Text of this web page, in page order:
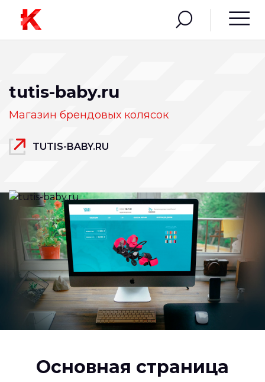
tutis-baby.ru
Магазин брендовых колясок
TUTIS-BABY.RU
Основная страница